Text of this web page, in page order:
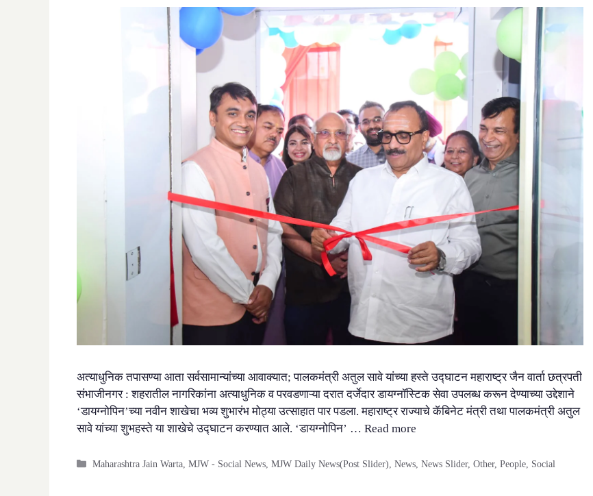
अत्याधुनिक तपासण्या आता सर्वसामान्यांच्या आवाक्यात; पालकमंत्री अतुल सावे यांच्या हस्ते उद्घाटन महाराष्ट्र जैन वार्ता छत्रपती
संभाजीनगर : शहरातील नागरिकांना अत्याधुनिक व परवडणाऱ्या दरात दर्जेदार डायग्नॉस्टिक सेवा उपलब्ध करून देण्याच्या उद्देशाने
‘डायग्नोपिन’च्या नवीन शाखेचा भव्य शुभारंभ मोठ्या उत्साहात पार पडला. महाराष्ट्र राज्याचे कॅबिनेट मंत्री तथा पालकमंत्री अतुल
सावे यांच्या शुभहस्ते या शाखेचे उद्घाटन करण्यात आले. ‘डायग्नोपिन’ … Read more
Categories
Maharashtra Jain Warta ,MJW - Social News ,MJW Daily News(Post Slider) ,News ,News Slider,Other,People Social